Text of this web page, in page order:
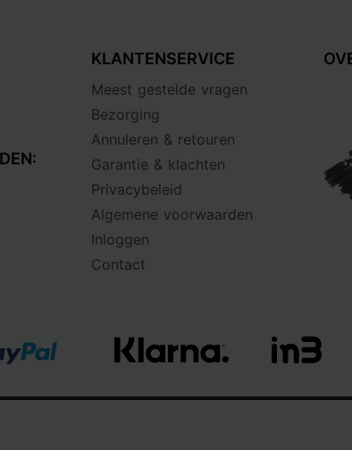
KLANTENSERVICE
Meest gestelde vragen
Bezorging
Annuleren & retouren
Garantie & klachten
Privacybeleid
Algemene voorwaarden
Inloggen
Contact